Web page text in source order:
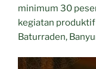
minimum 30
kegiatan
Baturraden,